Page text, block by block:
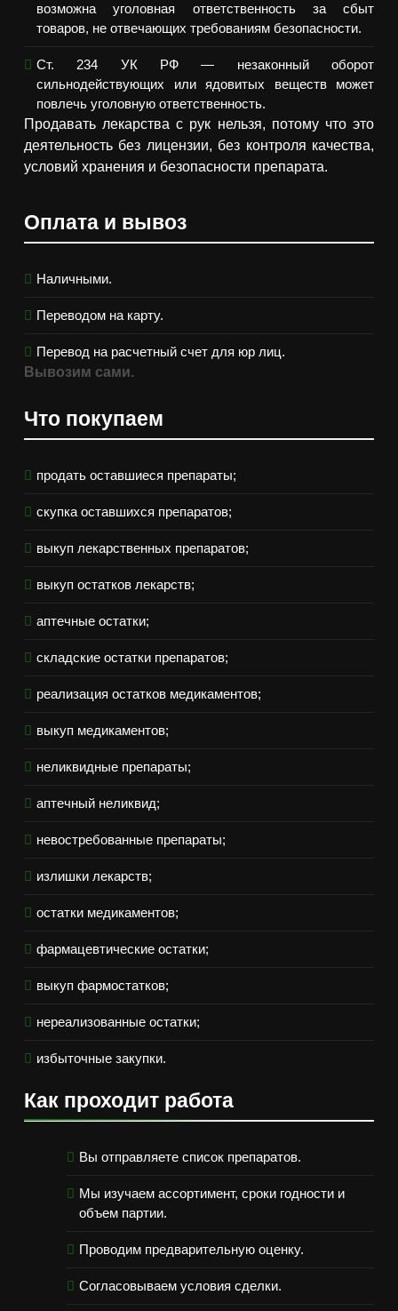
возможна уголовная ответственность за сбыт
товаров, не отвечающих требованиям безопасности.
Ст. 234 УК РФ — незаконный оборот
сильнодействующих или ядовитых веществ может
повлечь уголовную ответственность.
Продавать лекарства с рук нельзя, потому что это
деятельность без лицензии, без контроля качества,
условий хранения и безопасности препарата.
Оплата и вывоз
Наличными.
Переводом на карту.
Перевод на расчетный счет для юр лиц.
Вывозим сами.
Что покупаем
продать оставшиеся препараты;
скупка оставшихся препаратов;
выкуп лекарственных препаратов;
выкуп остатков лекарств;
аптечные остатки;
складские остатки препаратов;
реализация остатков медикаментов;
выкуп медикаментов;
неликвидные препараты;
аптечный неликвид;
невостребованные препараты;
излишки лекарств;
остатки медикаментов;
фармацевтические остатки;
выкуп фармостатков;
нереализованные остатки;
избыточные закупки.
Как проходит работа
Вы отправляете список препаратов.
Мы изучаем ассортимент, сроки годности и
объем партии.
Проводим предварительную оценку.
Согласовываем условия сделки.